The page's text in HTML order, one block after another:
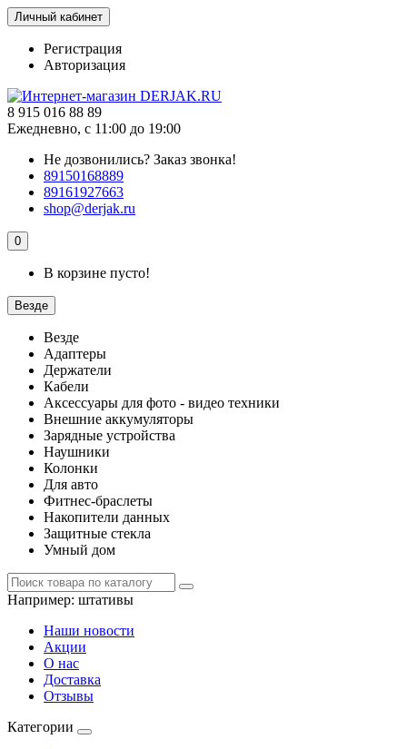
Личный кабинет
Регистрация
Авторизация
8 915 016 88 89
Ежедневно, с 11:00 до 19:00
Не дозвонились? Заказ звонка!
89150168889
89161927663
shop@derjak.ru
0
В корзине пусто!
Везде
Везде
Адаптеры
Держатели
Кабели
Аксессуары для фото - видео техники
Внешние аккумуляторы
Зарядные устройства
Наушники
Колонки
Для авто
Фитнес-браслеты
Накопители данных
Защитные стекла
Умный дом
Например: штативы
Наши новости
Акции
О нас
Доставка
Отзывы
Категории